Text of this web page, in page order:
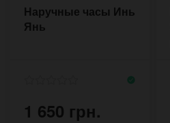
Наручные часы Инь
Янь
1 650 грн.